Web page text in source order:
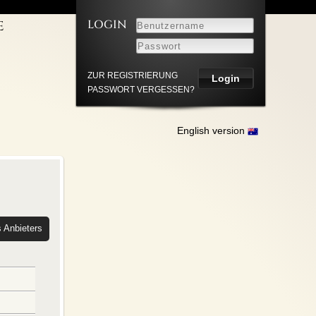
LOGIN
ZUR REGISTRIERUNG
PASSWORT VERGESSEN?
English version
Anbieters